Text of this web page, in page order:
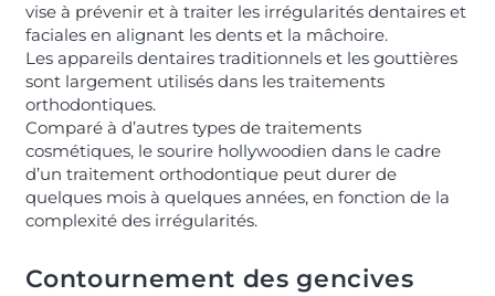
vise à prévenir et à traiter les irrégularités dentaires et
faciales en alignant les dents et la mâchoire.
Les appareils dentaires traditionnels et les gouttières
sont largement utilisés dans les traitements
orthodontiques.
Comparé à d’autres types de traitements
cosmétiques, le sourire hollywoodien dans le cadre
d’un traitement orthodontique peut durer de
quelques mois à quelques années, en fonction de la
complexité des irrégularités.
Contournement des gencives